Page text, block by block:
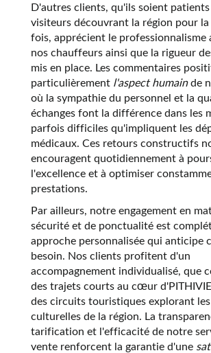
D'autres clients, qu'ils soient
visiteurs découvrant la région pour
fois, apprécient le professionnalisme
nos chauffeurs ainsi que la rigueur
mis en place. Les commentaires
particulièrement l'aspect humainde
où la sympathie du personnel et la
échanges font la différence dans les
parfois difficiles qu'impliquent les
médicaux. Ces retours constructifs
encouragent quotidiennement à
l'excellence et à optimiser
prestations.
Par ailleurs, notre engagement en
sécurité et de ponctualité est
approche personnalisée qui anticipe
besoin. Nos clients profitent d'un
accompagnement individualisé, que
des trajets courts au cœur
des circuits touristiques explorant
culturelles de la région. La
tarification et l'efficacité de notre
vente renforcent la garantie d'une